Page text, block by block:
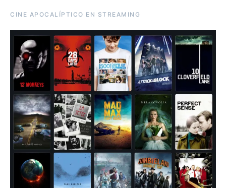
CINE APOCALÍPTICO EN STREAMING